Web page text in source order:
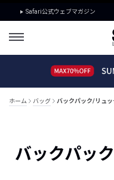
Safari公式ウェブマガジン
ホーム バッグ バックパック/リュ
バックパッ